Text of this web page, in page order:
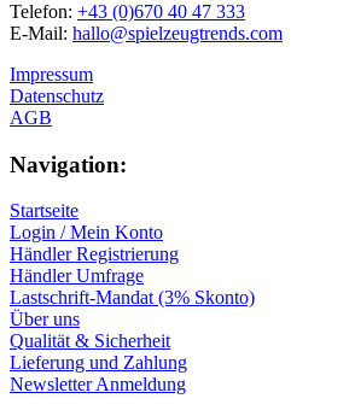
Telefon: +43 (0)670 40 47 333
E-Mail: hallo@spielzeugtrends.com
Impressum
Datenschutz
AGB
Navigation:
Startseite
Login / Mein Konto
Händler Registrierung
Händler Umfrage
Lastschrift-Mandat (3% Skonto)
Über uns
Qualität & Sicherheit
Lieferung und Zahlung
Newsletter Anmeldung